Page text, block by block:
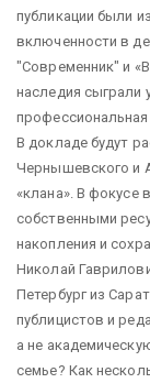
публикации были
включенности в
"Современник" и
наследия сыграли
В докладе будут
Чернышевского и
«клана». В фокусе
собственными
накопления и
Николай
Петербург из
публицистов и
а не
семье? Как